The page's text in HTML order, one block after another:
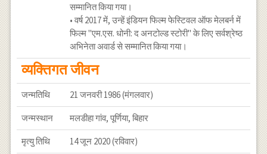
सम्मानित किया गया।
• वर्ष 2017 में, उन्हें इंडियन फिल्म फेस्टिवल ऑफ मेलबर्न में
फिल्म "एम.एस. धोनी: द अनटोल्ड स्टोरी" के लिए सर्वश्रेष्ठ
अभिनेता अवार्ड से सम्मानित किया गया।
व्यक्तिगत जीवन
जन्मतिथि 21 जनवरी 1986 (मंगलवार)
जन्मस्थान मलडीहा गांव, पूर्णिया, बिहार
मृत्यु तिथि 14 जून 2020 (रविवार)